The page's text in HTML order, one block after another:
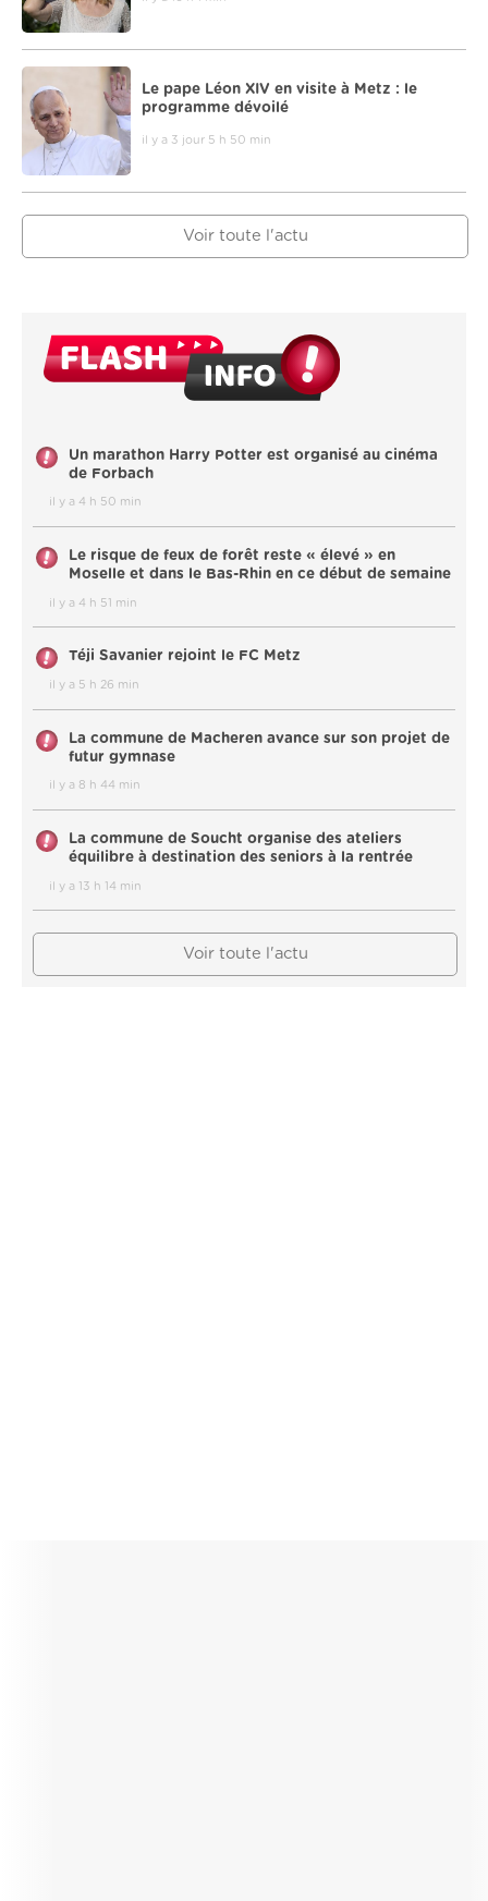
Le pape Léon XIV en visite à Metz : le
programme dévoilé
il y a 3 jour 5 h 50 min
Voir toute l'actu
Un marathon Harry Potter est organisé au cinéma
de Forbach
il y a 4 h 50 min
Le risque de feux de forêt reste « élevé » en
Moselle et dans le Bas-Rhin en ce début de semaine
il y a 4 h 51 min
Téji Savanier rejoint le FC Metz
il y a 5 h 26 min
La commune de Macheren avance sur son projet de
futur gymnase
il y a 8 h 44 min
La commune de Soucht organise des ateliers
équilibre à destination des seniors à la rentrée
il y a 13 h 14 min
Voir toute l'actu